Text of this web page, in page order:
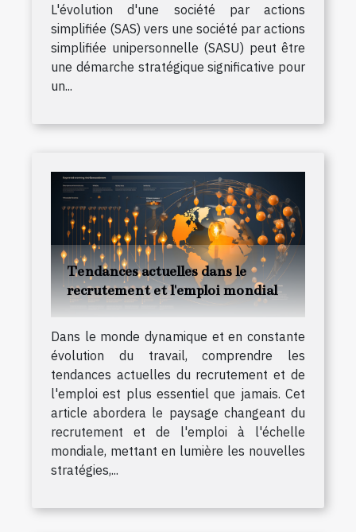
L'évolution d'une société par actions
simplifiée (SAS) vers une société par actions
simplifiée unipersonnelle (SASU) peut être
une démarche stratégique significative pour
un...
Tendances actuelles dans le
recrutement et l'emploi mondial
Dans le monde dynamique et en constante
évolution du travail, comprendre les
tendances actuelles du recrutement et de
l'emploi est plus essentiel que jamais. Cet
article abordera le paysage changeant du
recrutement et de l'emploi à l'échelle
mondiale, mettant en lumière les nouvelles
stratégies,...